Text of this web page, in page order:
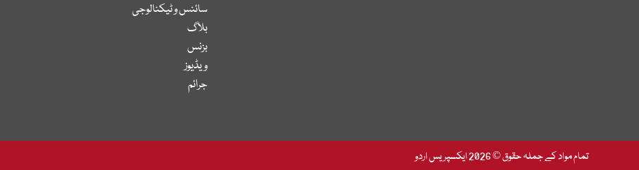
سائنس و ٹیکنالوجی
بلاگ
بزنس
ویڈیوز
جرائم
تمام مواد کے جملہ حقوق © 2026 ایکسپریس اردو